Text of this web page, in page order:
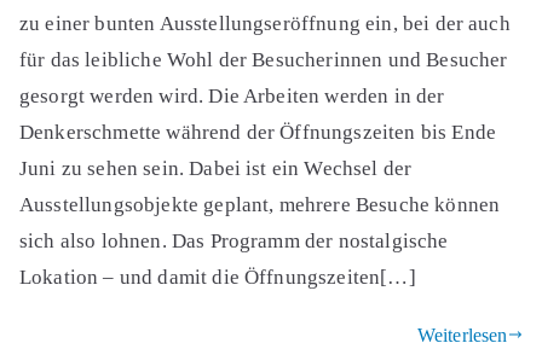
zu einer bunten Ausstellungseröffnung ein, bei der auch
für das leibliche Wohl der Besucherinnen und Besucher
gesorgt werden wird. Die Arbeiten werden in der
Denkerschmette während der Öffnungszeiten bis Ende
Juni zu sehen sein. Dabei ist ein Wechsel der
Ausstellungsobjekte geplant, mehrere Besuche können
sich also lohnen. Das Programm der nostalgische
Lokation – und damit die Öffnungszeiten[…]
Weiterlesen